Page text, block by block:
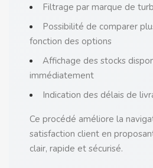
Filtrage par marque de
Possibilité de comparer
fonction des options
Affichage des stocks
immédiatement
Indication des délais de
Ce procédé améliore la
satisfaction client en
clair, rapide et sécurisé.